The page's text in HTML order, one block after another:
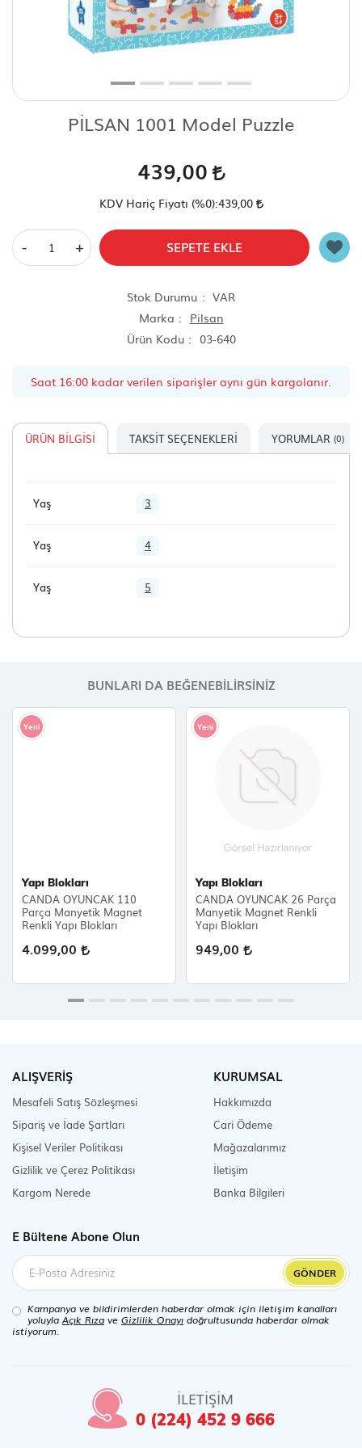
Scooter Çeşitleri
PİLSAN 1001 Model Puzzle
439,00
KDV Hariç Fiyatı (%0):439,00
- + SEPETE EKLE
Stok Durumu
VAR
Marka
Pilsan
Ürün Kodu
03-640
Saat 16:00 kadar verilen siparişler aynı gün kargolanır.
ÜRÜN BILGISI TAKSIT SEÇENEKLERI YORUMLAR (0)
Yaş 3
Yaş 4
Yaş 5
BUNLARI DA BEĞENEBILIRSINIZ
Yeni
Yapı Blokları
CANDA OYUNCAK 110
Parça Manyetik Magnet
Renkli Yapı Blokları
4.099,00
Yeni
Yapı Blokları
CANDA OYUNCAK 26 Parça
Manyetik Magnet Renkli
Yapı Blokları
949,00
ALIŞVERİŞ
Mesafeli Satış Sözleşmesi
Sipariş ve İade Şartları
Kişisel Veriler Politikası
Gizlilik ve Çerez Politikası
Kargom Nerede
KURUMSAL
Hakkımızda
Cari Ödeme
Mağazalarımız
İletişim
Banka Bilgileri
E Bültene Abone Olun
GÖNDER
Kampanya ve bildirimlerden haberdar olmak için iletişim kanalları
yoluylaAçık Rıza ve Gizlilik Onayı doğrultusunda haberdar olmak
istiyorum.
İLETİŞİM
0 (224) 452 9 666